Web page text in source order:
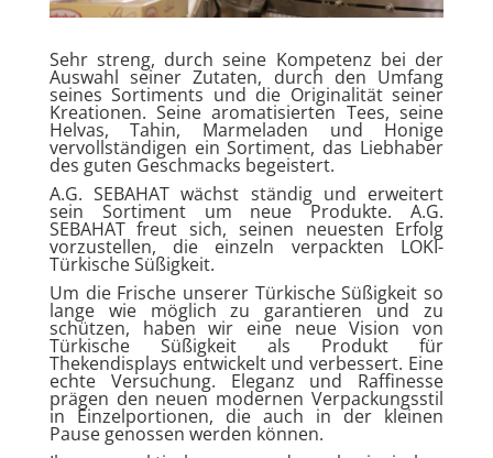
Sehr streng, durch seine Kompetenz bei der
Auswahl seiner Zutaten, durch den Umfang
seines Sortiments und die Originalität seiner
Kreationen. Seine aromatisierten Tees, seine
Helvas, Tahin, Marmeladen und Honige
vervollständigen ein Sortiment, das Liebhaber
des guten Geschmacks begeistert.
A.G. SEBAHAT wächst ständig und erweitert
sein Sortiment um neue Produkte.A.G.
SEBAHAT freut sich, seinen neuesten Erfolg
vorzustellen, die einzeln verpackten LOKI-
Türkische Süßigkeit.
Um die Frische unserer Türkische Süßigkeit so
lange wie möglich zu garantieren und zu
schützen, haben wir eine neue Vision von
Türkische Süßigkeit als Produkt für
Thekendisplays entwickelt und verbessert. Eine
echte Versuchung. Eleganz und Raffinesse
prägen den neuen modernen Verpackungsstil
in Einzelportionen, die auch in der kleinen
Pause genossen werden können.